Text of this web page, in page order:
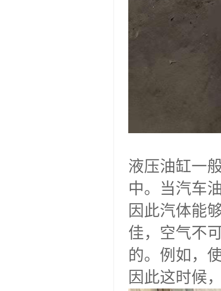
液压油缸一
中。当汽车
因此汽体能
佳，空气不
的。例如，
因此这时候